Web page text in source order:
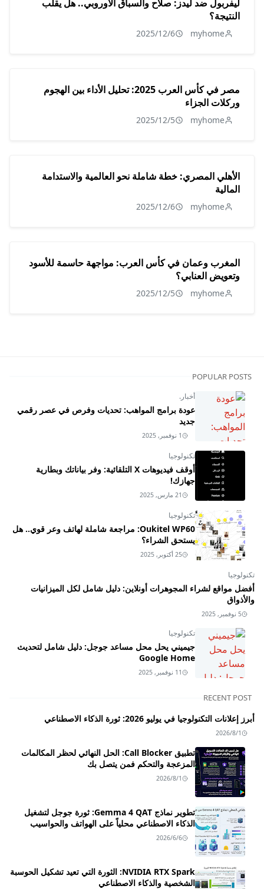
ليفربول ضد ليدز: صلاح والسباق الأوروبي.. هل يقلب
النتيجة؟
myhome
2025/12/6
مصر في كأس العرب 2025: تحليل الأداء بين الهجوم
وركلات الجزاء
myhome
2025/12/5
الأهلي المصري: خطة شاملة نحو العالمية والاستدامة
المالية
myhome
2025/12/6
المغرب وعمان في كأس العرب: مواجهة حاسمة للأسود
وتعويض العنابي؟
myhome
2025/12/5
POPULAR POSTS
أخبار.
عودة برامج المواهب: تحديات وفرص في عصر رقمي
جديد
1 نوفمبر, 2025
تكنولوجيا
أوقف فيديوهات X التلقائية: وفر بياناتك وبطارية
جهازك!
21 مارس, 2025
تكنولوجيا
Oukitel WP60: مراجعة شاملة لهاتف وعر قوي.. هل
يستحق الشراء؟
25 أكتوبر, 2025
تكنولوجيا
أفضل مواقع لشراء المجوهرات أونلاين: دليل شامل لكل الميزانيات
والأذواق
5 نوفمبر, 2025
تكنولوجيا
جيميني يحل محل مساعد جوجل: دليل شامل لتحديث
Google Home
11 نوفمبر, 2025
RECENT POST
أبرز إعلانات التكنولوجيا في يوليو 2026: ثورة الذكاء الاصطناعي
2026/8/1
تطبيق Call Blocker: الحل النهائي لحظر المكالمات
المزعجة والتحكم فمن يتصل بك
2026/8/1
تطوير نماذج Gemma 4 QAT: ثورة جوجل لتشغيل
الذكاء الاصطناعي محلياً على الهواتف والحواسيب
2026/6/6
NVIDIA RTX Spark: الثورة التي تعيد تشكيل الحوسبة
الشخصية والذكاء الاصطناعي